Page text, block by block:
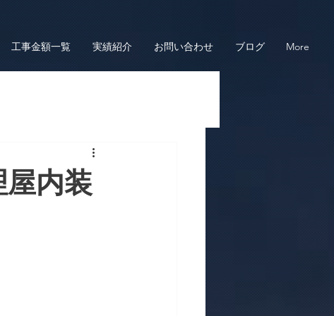
工事金額一覧 実績紹介 お問い合わせ ブログ More
屋内装